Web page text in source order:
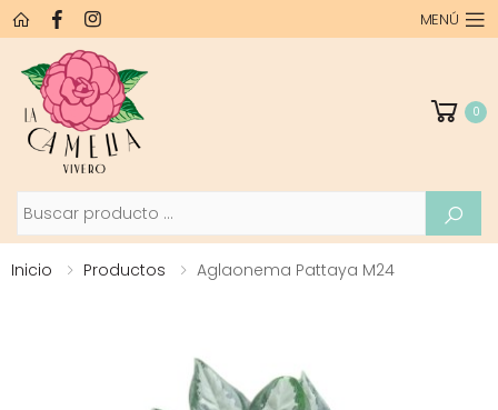
MENÚ
0
Buscar
Inicio Productos Aglaonema Pattaya M24